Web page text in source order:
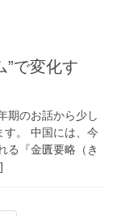
”で変化す
期のお話から少し
す。 中国には、今
る『金匱要略（き